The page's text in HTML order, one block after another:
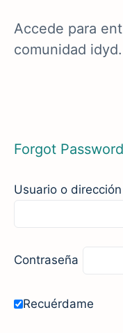
Accede para
comunidad idyd.
Forgot
Usuario o
Contraseña
Recuérdame